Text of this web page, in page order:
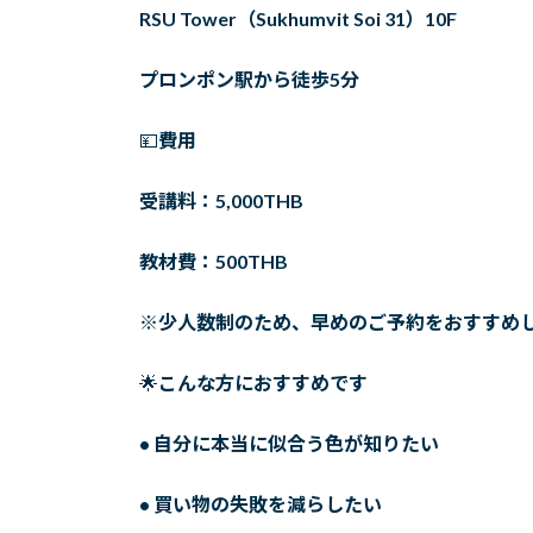
RSU Tower（Sukhumvit Soi 31）10F
プロンポン駅から徒歩5分
💴費用
受講料：5,000THB
教材費：500THB
※少人数制のため、早めのご予約をおすすめ
🌟こんな方におすすめです
• 自分に本当に似合う色が知りたい
• 買い物の失敗を減らしたい